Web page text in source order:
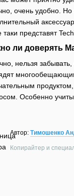
очень удобно.
таки представят
ли доверять
нельзя
Особенно
Автор: Тимошенко
Копирайтер и